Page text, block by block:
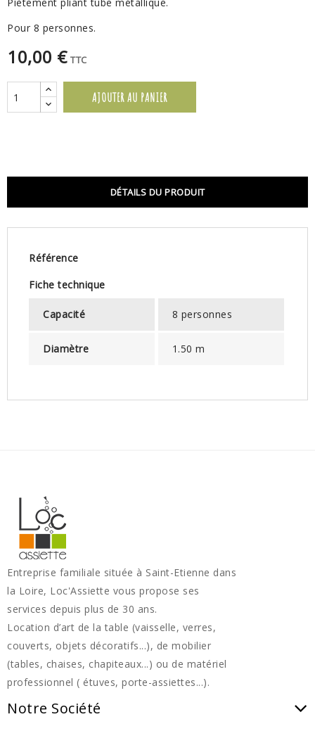
Pour 8 personnes.
10,00 € TTC
AJOUTER AU PANIER
DÉTAILS DU PRODUIT
Référence
Fiche technique
Capacité 8 personnes
Diamètre 1.50 m
Entreprise familiale située à Saint-Etienne dans
la Loire, Loc'Assiette vous propose ses
services depuis plus de 30 ans.
Location d’art de la table (vaisselle, verres,
couverts, objets décoratifs...), de mobilier
(tables, chaises, chapiteaux...) ou de matériel
professionnel ( étuves, porte-assiettes...).
Notre Société